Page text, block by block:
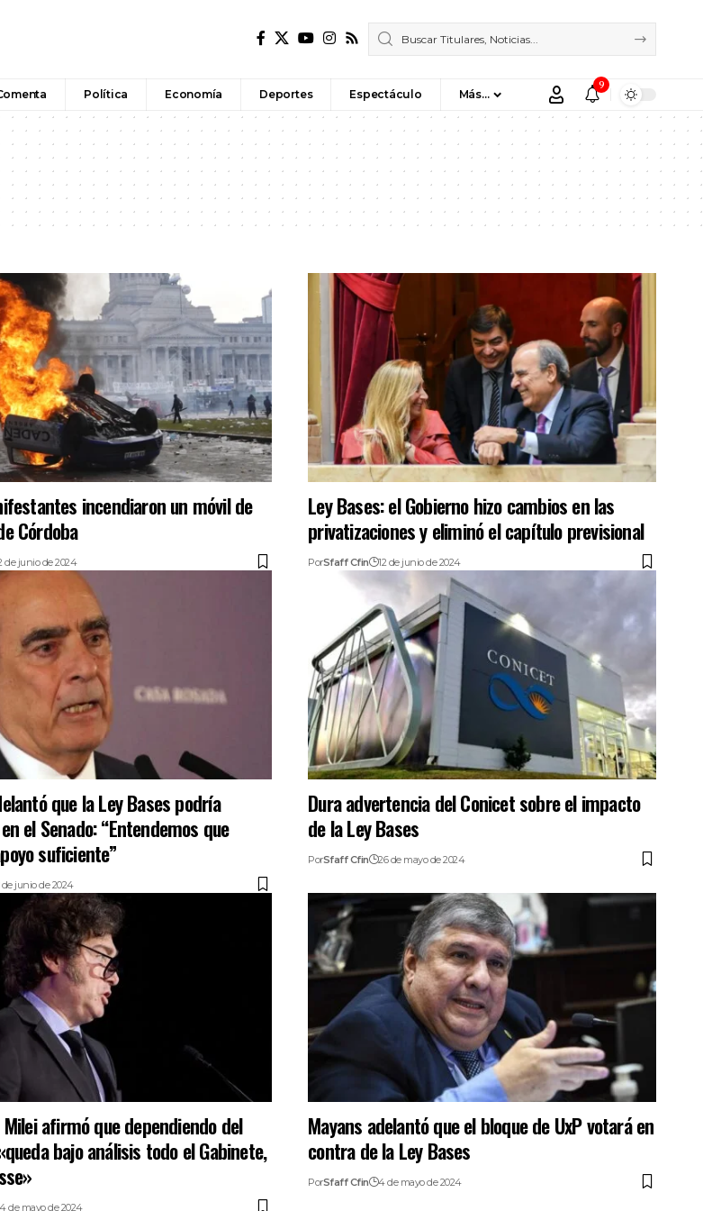
Política Economía Deportes Espectáculo Más…
9
incendiaron un móvil de
Córdoba
de junio de 2024
Ley Bases: el Gobierno hizo cambios en las
privatizaciones y eliminó el capítulo previsional
PorSfaff Cfin 12 de junio de 2024
que la Ley Bases podría
el Senado: “Entendemos que
suficiente”
de junio de 2024
Dura advertencia del Conicet sobre el impacto
de la Ley Bases
PorSfaff Cfin 26 de mayo de 2024
Milei afirmó que dependiendo del
bajo análisis todo el Gabinete,
de mayo de 2024
Mayans adelantó que el bloque de UxP votará en
contra de la Ley Bases
PorSfaff Cfin 4 de mayo de 2024